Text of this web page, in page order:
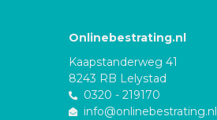
Onlinebestrating.nl
Kaapstanderweg 41
8243 RB Lelystad
0320 - 219170
info@onlinebestrating.nl